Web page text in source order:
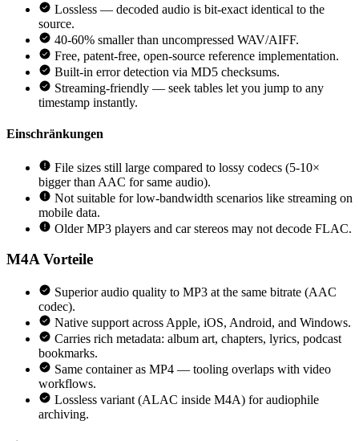
Lossless — decoded audio is bit-exact identical to the
source.
40-60% smaller than uncompressed WAV/AIFF.
Free, patent-free, open-source reference implementation.
Built-in error detection via MD5 checksums.
Streaming-friendly — seek tables let you jump to any
timestamp instantly.
Einschränkungen
File sizes still large compared to lossy codecs (5-10×
bigger than AAC for same audio).
Not suitable for low-bandwidth scenarios like streaming on
mobile data.
Older MP3 players and car stereos may not decode FLAC.
M4AVorteile
Superior audio quality to MP3 at the same bitrate (AAC
codec).
Native support across Apple, iOS, Android, and Windows.
Carries rich metadata: album art, chapters, lyrics, podcast
bookmarks.
Same container as MP4 — tooling overlaps with video
workflows.
Lossless variant (ALAC inside M4A) for audiophile
archiving.